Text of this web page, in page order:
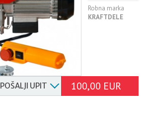
Robna marka
KRAFTDELE
POŠALJI UPIT 100,00 EUR